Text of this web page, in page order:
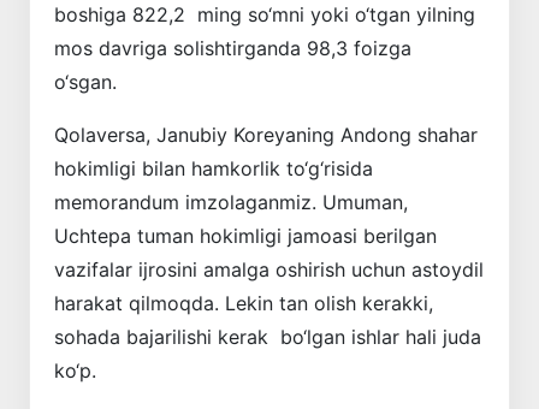
boshiga 822,2 ming so‘mni yoki o‘tgan yilning
mos davriga solishtirganda 98,3 foizga
o‘sgan.
Qolaversa, Janubiy Koreyaning Andong shahar
hokimligi bilan hamkorlik to‘g‘risida
memorandum imzolaganmiz. Umuman,
Uchtepa tuman hokimligi jamoasi berilgan
vazifalar ijrosini amalga oshirish uchun astoydil
harakat qilmoqda. Lekin tan olish kerakki,
sohada bajarilishi kerak bo‘lgan ishlar hali juda
ko‘p.